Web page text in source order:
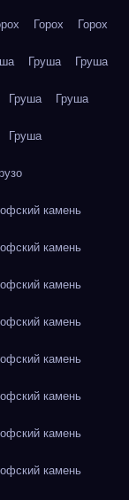
Горох Горох
Груша Груша
Груша Груша
Груша
камень
камень
камень
камень
камень
камень
камень
камень